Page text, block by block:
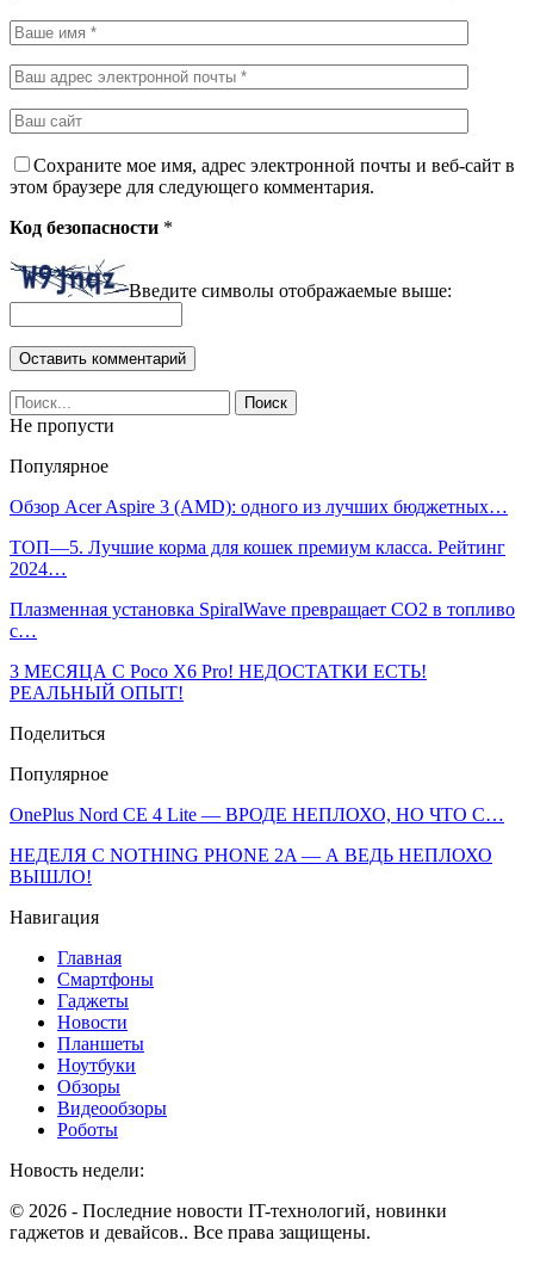
Сохраните мое имя, адрес электронной почты и веб-сайт в
этом браузере для следующего комментария.
Код безопасности *
Введите символы отображаемые выше:
Не пропусти
Популярное
Обзор Acer Aspire 3 (AMD): одного из лучших бюджетных…
ТОП—5. Лучшие корма для кошек премиум класса. Рейтинг
2024…
Плазменная установка SpiralWave превращает CO2 в топливо
с…
3 МЕСЯЦА С Poco X6 Pro! НЕДОСТАТКИ ЕСТЬ!
РЕАЛЬНЫЙ ОПЫТ!
Поделиться
Популярное
OnePlus Nord CE 4 Lite — ВРОДЕ НЕПЛОХО, НО ЧТО С…
НЕДЕЛЯ С NOTHING PHONE 2A — А ВЕДЬ НЕПЛОХО
ВЫШЛО!
Навигация
Главная
Смартфоны
Гаджеты
Новости
Планшеты
Ноутбуки
Обзоры
Видеообзоры
Роботы
Новость недели:
© 2026 - Последние новости IT-технологий, новинки
гаджетов и девайсов.. Все права защищены.